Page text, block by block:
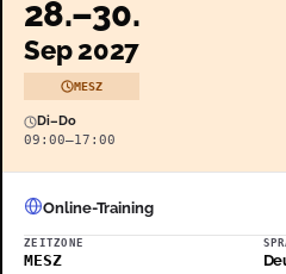
28.–30.
Sep 2027
MESZ
Di–Do
09:00–17:00
Online-Training
ZEITZONE
MESZ